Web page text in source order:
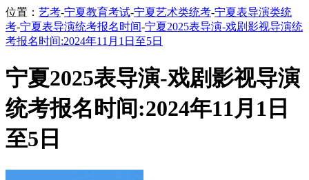
位置： 艺考-宁夏教育考试-宁夏艺术类统考-宁夏表导演类统
考-宁夏表导演统考报名时间-宁夏2025表导演-戏剧影视导演统
考报名时间:2024年11月1日至5日
宁夏2025表导演-戏剧影视导演
统考报名时间:2024年11月1日
至5日